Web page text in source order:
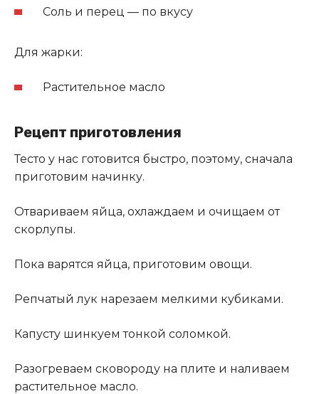
Соль и перец — по вкусу
Для жарки:
Растительное масло
Рецепт приготовления
Тесто у нас готовится быстро, поэтому, сначала
приготовим начинку.
Отвариваем яйца, охлаждаем и очищаем от
скорлупы.
Пока варятся яйца, приготовим овощи.
Репчатый лук нарезаем мелкими кубиками.
Капусту шинкуем тонкой соломкой.
Разогреваем сковороду на плите и наливаем
растительное масло.